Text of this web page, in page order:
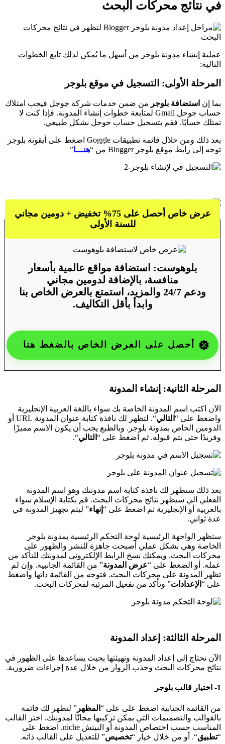
في نتائج محركات البحث
عملية إنشاء مدونة بلوجر من أسهل ما يُمكن لذلك تابع الخطوات
التالية:
المرحلة الأولى: التسجيل في موقع بلوجر
بما إن استضافة بلوجر من ضمن خدمات شركة جوجل فيجب امتلاك
حساب جوجل Gmail لمتابعة خطوات إنشاء المدونة. فإذا كنت لا
تمتلك حسابًا. فقم بتسجيل حساب حوجل بشكل طبيعي.
بعد ذلك ومن خلال قائمة تطبيقات Goggle اضغط على أيقونة بلوجر
توجه إلى رابط موقع بلوجر Blogger من “
هنـــا”
عرض خاص أحصل على 75% تخفيض + دومين مجاني
للسنة الأولى
بلوهوست: استضافة مواقع عالمية بأسعار
منافسة، بالإضافة لدومين مجاني
ودعم 24/7 والمزيد، استمتع بالعرض الخاص بنا
وابدأ بأقل التكاليف.
أحصل على العرض الخاص بالضغط هنا
المرحلة الثانية: إنشاء المدونة
الآن اكتب اسم المدونة الخاصة بك سواء باللغة العربية الإنجليزية
واضغط على “ التالي
“. لتظهر لك نافذة كتابة عنوان المدونة URL أو
الدومين الخاص بمدونة بلوجر. وبالطبع يجب أن يكون الاسم مميزًا
وفريدًا حتى يتم قبوله. ثم اضغط على “ التالي“.
بعد ذلك ستظهر لك نافذة كتابة اسم مدونتك وهو اسم المدونة
الفعلي الي سيظهر نتائج محركات البحث. قم بكتابة الإسلام سواء
بالعربية أو الإنجليزية ثم اضغط على “ إنهاء” ليتم تجهيز المدونة في
عدة ثواني.
ستظهر الواجهة الرئيسية لوحة التحكم الرئيسية بمدونة بلوجر
الخاصة وهي بشكل عملي أصبحت جاهزة للنشر والظهور على
محركات البحث. ويمكنك نسخ الرابط الإلكتروني لمدونتك للتأكد من
عمله. أو الضغط على “عرض المدونة” من القائمة الجانبية. وإن لم
تظهر المدونة على محركات البحث. فتوجه من القائمة ذاتها واضغط
على “ الإعدادات” وتأكد من تفعيل المرئية لمحركات البحث.
المرحلة الثالثة: إعداد المدونة
الآن نحتاج إلى إعداد المدونة وتهيئتها بحيث يساعدها على الظهور في
نتائج محركات البحث وجذب الزوار من خلال عدة إجراءات ضرورية.
1- اختيار قالب بلوجر
من القائمة الجنابية اضغط على على “ المظهر ” لتظهر لك قائمة
بالقوالب والتصميمات التي يمكن تركيبها مجانًا لمدونتك. اختر القالب
المناسب حسب اختصاص المدونة أو النيتش niche. اضغط على
“تطبيق“. أو من خلال خيار “تخصيص” للتعديل على القالب ذاته.